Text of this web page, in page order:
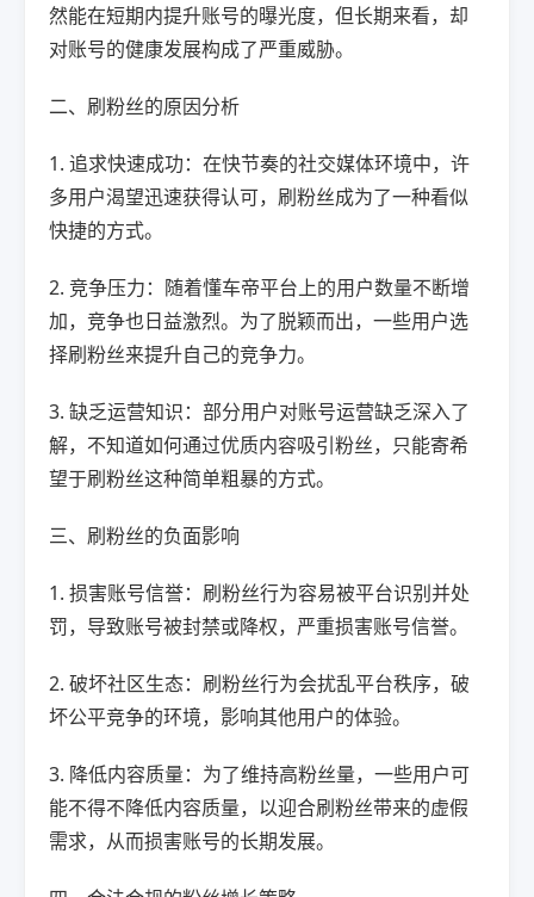
然能在短期内提升账号的曝光度，但长期来看，却
对账号的健康发展构成了严重威胁。
二、刷粉丝的原因分析
1. 追求快速成功：在快节奏的社交媒体环境中，许
多用户渴望迅速获得认可，刷粉丝成为了一种看似
快捷的方式。
2. 竞争压力：随着懂车帝平台上的用户数量不断增
加，竞争也日益激烈。为了脱颖而出，一些用户选
择刷粉丝来提升自己的竞争力。
3. 缺乏运营知识：部分用户对账号运营缺乏深入了
解，不知道如何通过优质内容吸引粉丝，只能寄希
望于刷粉丝这种简单粗暴的方式。
三、刷粉丝的负面影响
1. 损害账号信誉：刷粉丝行为容易被平台识别并处
罚，导致账号被封禁或降权，严重损害账号信誉。
2. 破坏社区生态：刷粉丝行为会扰乱平台秩序，破
坏公平竞争的环境，影响其他用户的体验。
3. 降低内容质量：为了维持高粉丝量，一些用户可
能不得不降低内容质量，以迎合刷粉丝带来的虚假
需求，从而损害账号的长期发展。